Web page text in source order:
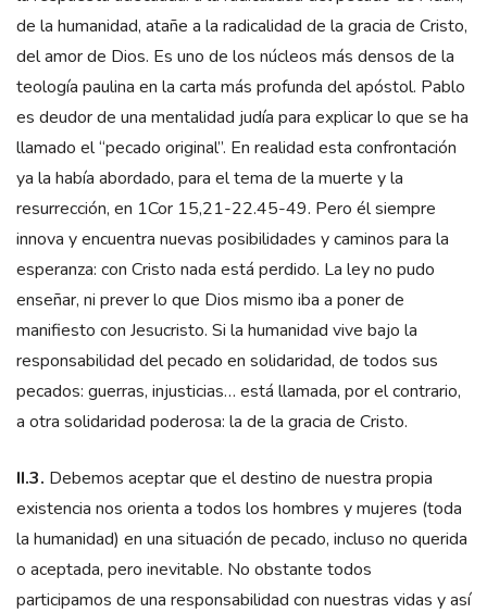
de la humanidad, atañe a la radicalidad de la gracia de Cristo,
del amor de Dios. Es uno de los núcleos más densos de la
teología paulina en la carta más profunda del apóstol. Pablo
es deudor de una mentalidad judía para explicar lo que se ha
llamado el “pecado original”. En realidad esta confrontación
ya la había abordado, para el tema de la muerte y la
resurrección, en 1Cor 15,21-22.45-49. Pero él siempre
innova y encuentra nuevas posibilidades y caminos para la
esperanza: con Cristo nada está perdido. La ley no pudo
enseñar, ni prever lo que Dios mismo iba a poner de
manifiesto con Jesucristo. Si la humanidad vive bajo la
responsabilidad del pecado en solidaridad, de todos sus
pecados: guerras, injusticias… está llamada, por el contrario,
a otra solidaridad poderosa: la de la gracia de Cristo.
II.3. Debemos aceptar que el destino de nuestra propia
existencia nos orienta a todos los hombres y mujeres (toda
la humanidad) en una situación de pecado, incluso no querida
o aceptada, pero inevitable. No obstante todos
participamos de una responsabilidad con nuestras vidas y así